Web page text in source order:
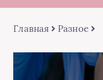
Главная Разное